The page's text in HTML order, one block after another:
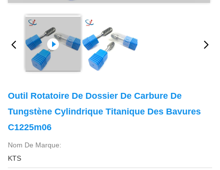
Outil Rotatoire De Dossier De Carbure De
Tungstène Cylindrique Titanique Des Bavures
C1225m06
Nom De Marque:
KTS